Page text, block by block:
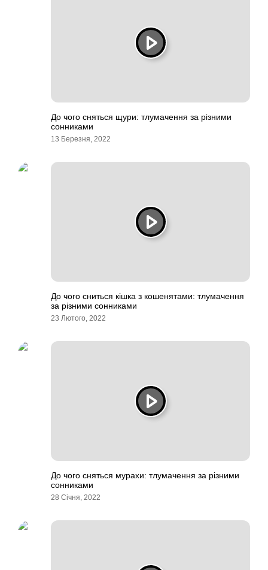
До чого сняться щури: тлумачення за різними
сонниками
13 Березня, 2022
До чого сниться кішка з кошенятами: тлумачення
за різними сонниками
23 Лютого, 2022
До чого сняться мурахи: тлумачення за різними
сонниками
28 Січня, 2022